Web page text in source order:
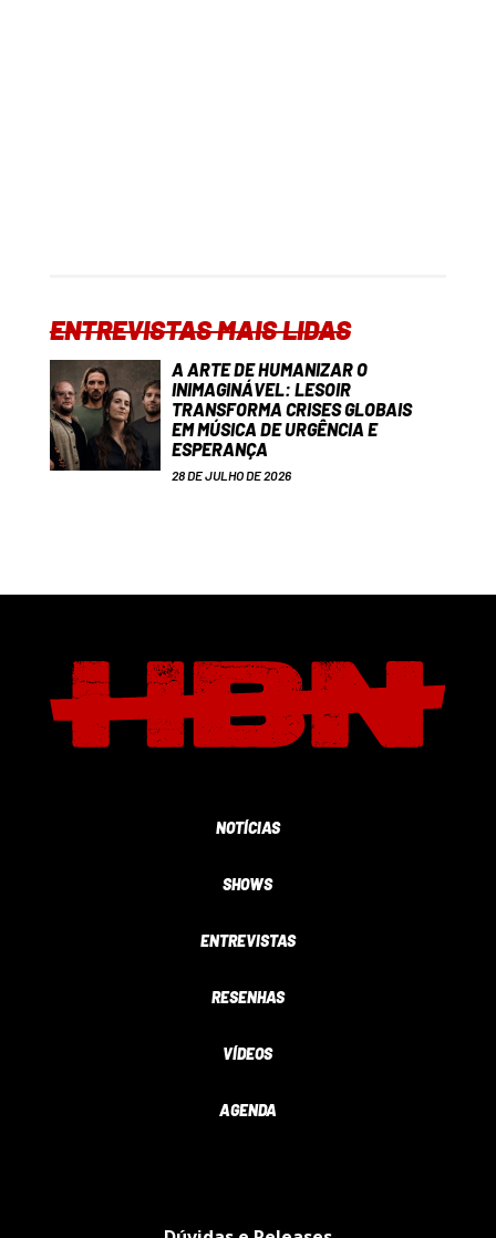
ENTREVISTAS MAIS LIDAS
A ARTE DE HUMANIZAR O
INIMAGINÁVEL: LESOIR
TRANSFORMA CRISES GLOBAIS
EM MÚSICA DE URGÊNCIA E
ESPERANÇA
28 DE JULHO DE 2026
NOTÍCIAS
SHOWS
ENTREVISTAS
RESENHAS
VÍDEOS
AGENDA